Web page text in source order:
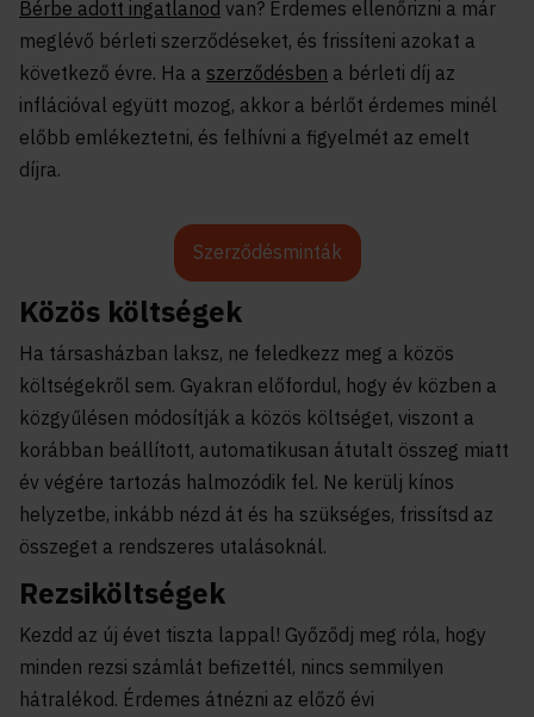
Bérbe adott ingatlanod van? Érdemes ellenőrizni a már
meglévő bérleti szerződéseket, és frissíteni azokat a
következő évre. Ha a szerződésben a bérleti díj az
inflációval együtt mozog, akkor a bérlőt érdemes minél
előbb emlékeztetni, és felhívni a figyelmét az emelt
díjra.
Szerződésminták
Közös költségek
Ha társasházban laksz, ne feledkezz meg a közös
költségekről sem. Gyakran előfordul, hogy év közben a
közgyűlésen módosítják a közös költséget, viszont a
korábban beállított, automatikusan átutalt összeg miatt
év végére tartozás halmozódik fel. Ne kerülj kínos
helyzetbe, inkább nézd át és ha szükséges, frissítsd az
összeget a rendszeres utalásoknál.
Rezsiköltségek
Kezdd az új évet tiszta lappal! Győződj meg róla, hogy
minden rezsi számlát befizettél, nincs semmilyen
hátralékod. Érdemes átnézni az előző évi